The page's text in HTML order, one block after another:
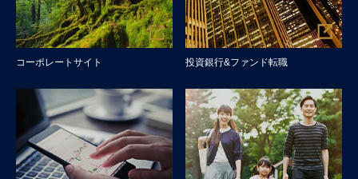
コーポレートサイト 投資銀行&ファンド転職